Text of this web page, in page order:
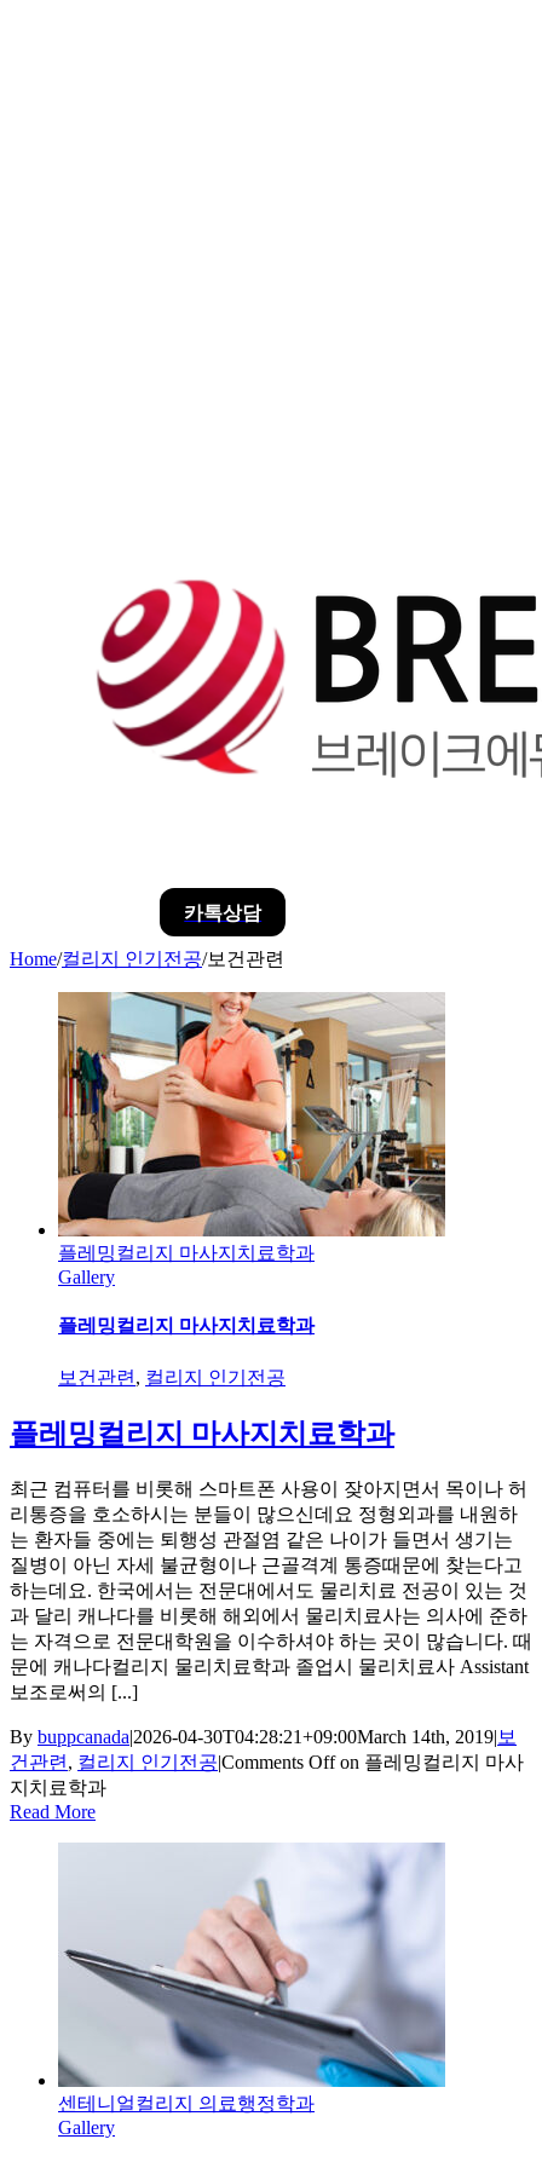
카톡상담
Home/컬리지 인기전공/보건관련
플레밍컬리지 마사지치료학과
Gallery
플레밍컬리지 마사지치료학과
보건관련 , 컬리지 인기전공
플레밍컬리지 마사지치료학과
최근 컴퓨터를 비롯해 스마트폰 사용이 잦아지면서 목이나 허
리통증을 호소하시는 분들이 많으신데요 정형외과를 내원하
는 환자들 중에는 퇴행성 관절염 같은 나이가 들면서 생기는
질병이 아닌 자세 불균형이나 근골격계 통증때문에 찾는다고
하는데요. 한국에서는 전문대에서도 물리치료 전공이 있는 것
과 달리 캐나다를 비롯해 해외에서 물리치료사는 의사에 준하
는 자격으로 전문대학원을 이수하셔야 하는 곳이 많습니다. 때
문에 캐나다컬리지 물리치료학과 졸업시 물리치료사 Assistant
보조로써의 [...]
By buppcanada|2026-04-30T04:28:21+09:00March 14th, 2019| 보
건관련 , 컬리지 인기전공|Comments Offon 플레밍컬리지 마사
지치료학과
Read More
센테니얼컬리지 의료행정학과
Gallery